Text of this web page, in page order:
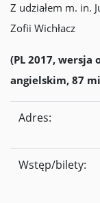
Z udziałem m. in.
Zofii Wichłacz
(PL 2017,
angielskim, 87
Adres:
Wstęp/bilety: